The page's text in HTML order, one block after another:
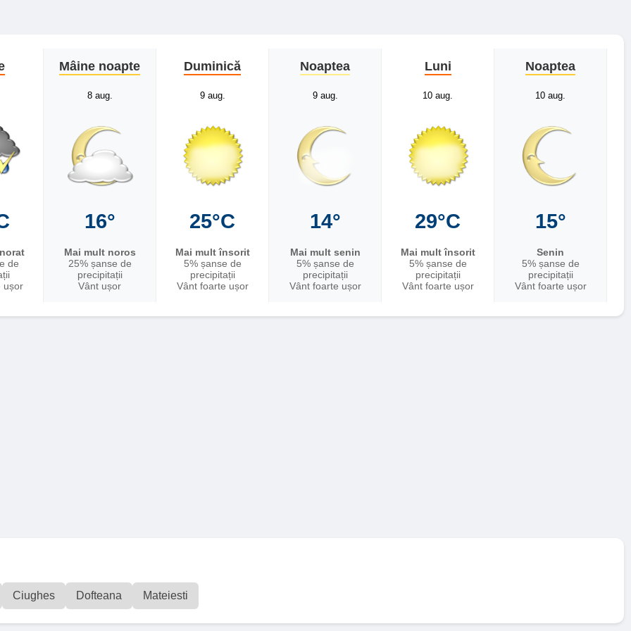
de
ușor
Mâine noapte
8 aug.
16°
Mai mult noros
25% șanse de
precipitații
Vânt ușor
Duminică
9 aug.
25°C
Mai mult însorit
5% șanse de
precipitații
Vânt foarte ușor
Noaptea
9 aug.
14°
Mai mult senin
5% șanse de
precipitații
Vânt foarte ușor
Luni
10 aug.
29°C
Mai mult însorit
5% șanse de
precipitații
Vânt foarte ușor
Noaptea
10 aug.
15°
Senin
5% șanse de
precipitații
Vânt foarte ușor
Ciughes Dofteana Mateiesti